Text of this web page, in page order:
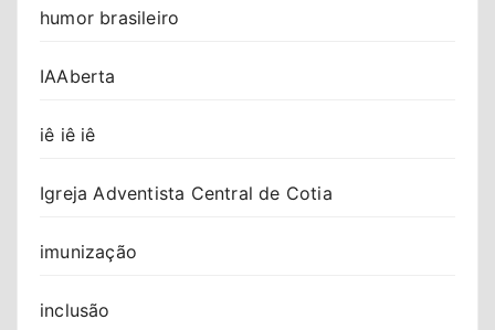
humor brasileiro
IAAberta
iê iê iê
Igreja Adventista Central de Cotia
imunização
inclusão